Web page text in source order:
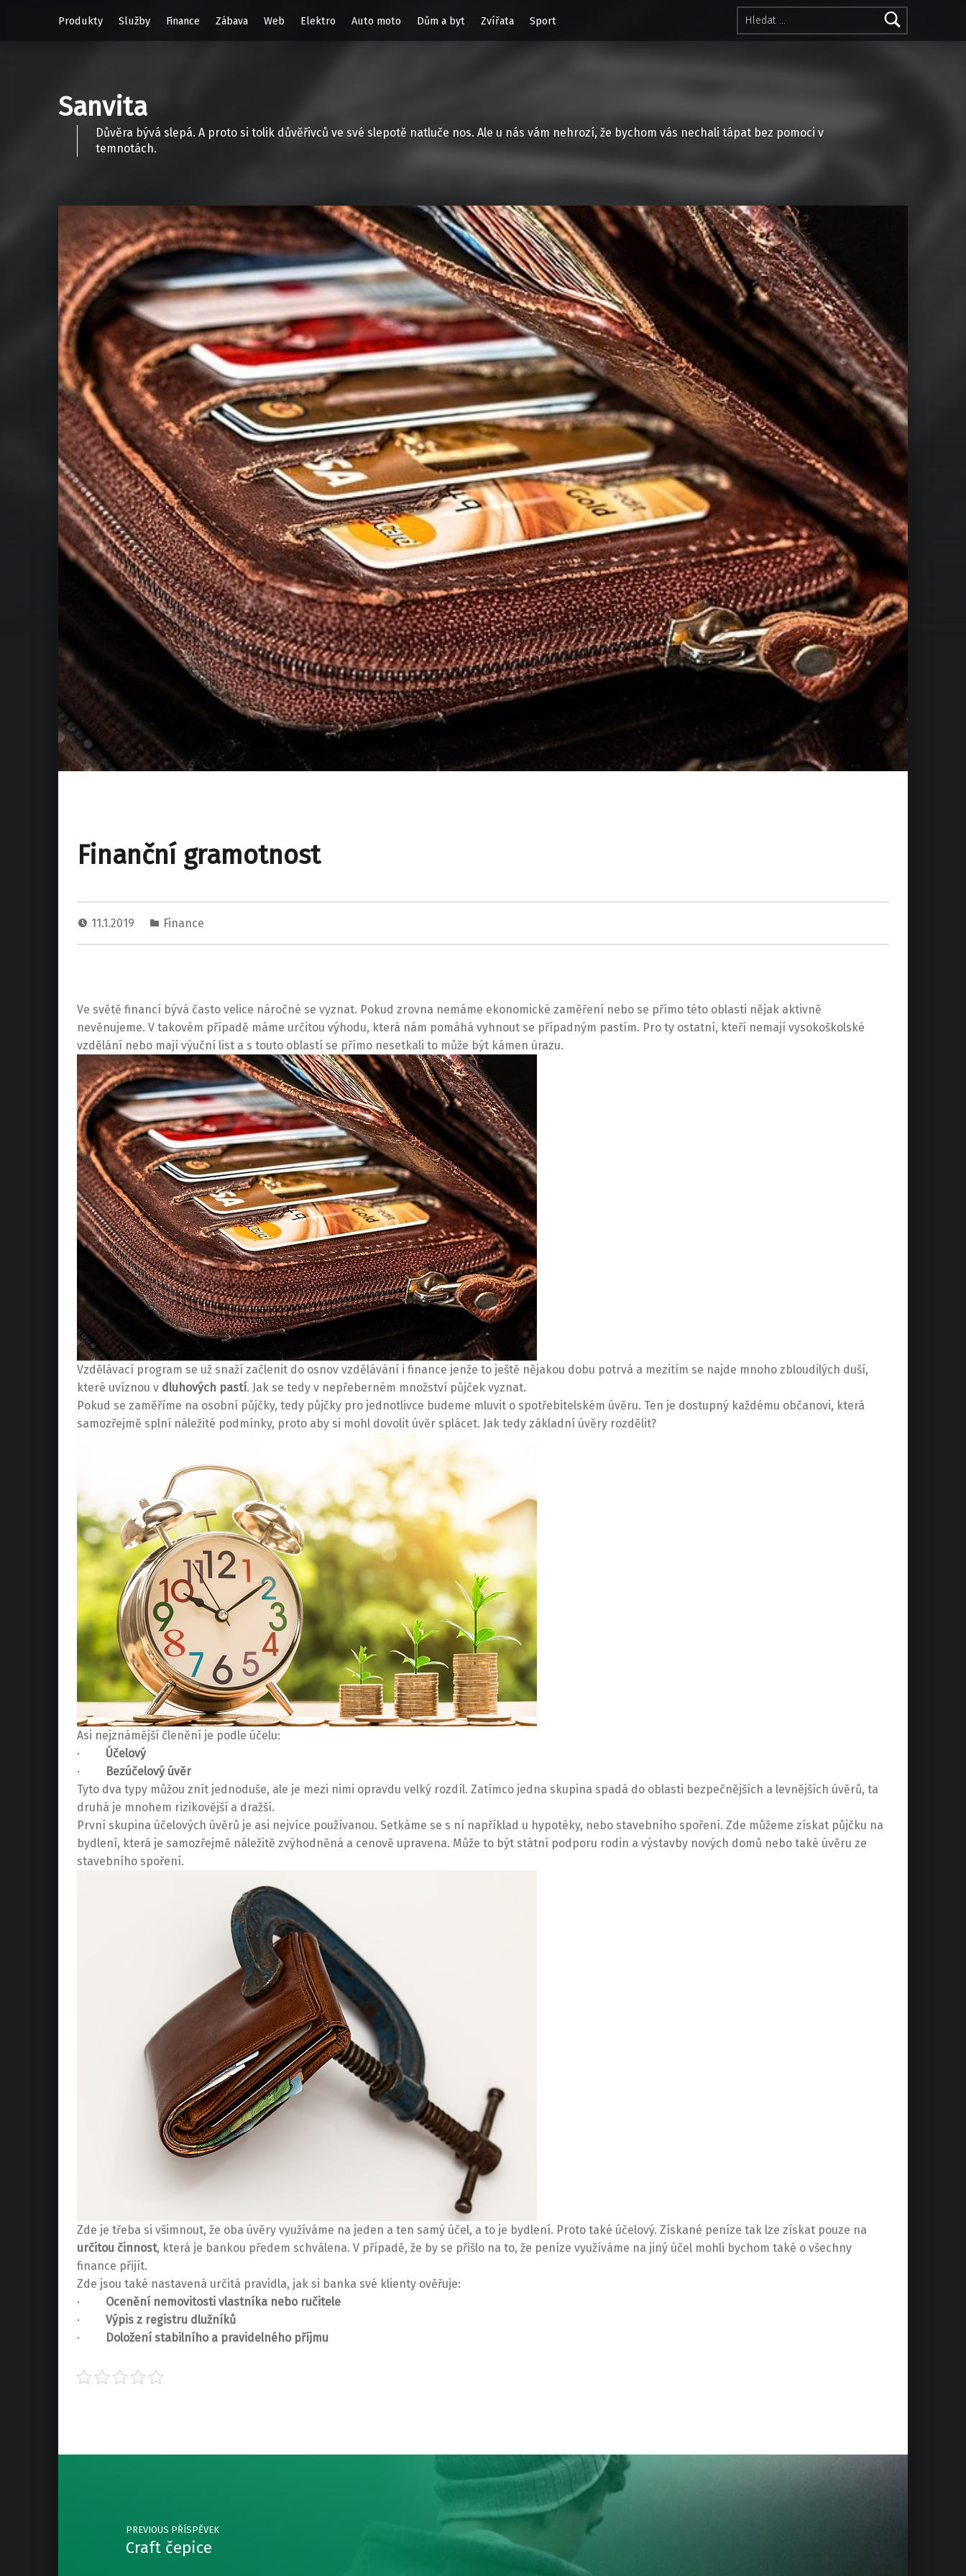
Vyhledávání
Produkty
Služby Finance Zábava Web Elektro Auto moto Dům a byt Zvířata Sport
Sanvita
Důvěra bývá slepá. A proto si tolik důvěřivců ve své slepotě natluče nos. Ale u nás vám nehrozí, že bychom vás nechali tápat bez pomoci v
temnotách.
Finanční gramotnost
11.1.2019 Finance
Ve světě financí bývá často velice náročné se vyznat. Pokud zrovna nemáme ekonomické zaměření nebo se přímo této oblasti nějak aktivně
nevěnujeme. V takovém případě máme určitou výhodu, která nám pomáhá vyhnout se případným pastím. Pro ty ostatní, kteří nemají vysokoškolské
vzdělání nebo mají výuční list a s touto oblastí se přímo nesetkali to může být kámen úrazu.
Vzdělávací program se už snaží začlenit do osnov vzdělávání i finance jenže to ještě nějakou dobu potrvá a mezitím se najde mnoho zbloudilých duší,
které uvíznou v dluhových pastí. Jak se tedy v nepřeberném množství půjček vyznat.
Pokud se zaměříme na osobní půjčky, tedy půjčky pro jednotlivce budeme mluvit o spotřebitelském úvěru. Ten je dostupný každému občanovi, která
samozřejmě splní náležité podmínky, proto aby si mohl dovolit úvěr splácet. Jak tedy základní úvěry rozdělit?
Asi nejznámější členění je podle účelu:
· Účelový
·
Bezúčelový úvěr
Tyto dva typy můžou znít jednoduše, ale je mezi nimi opravdu velký rozdíl. Zatímco jedna skupina spadá do oblasti bezpečnějších a levnějších úvěrů, ta
druhá je mnohem rizikovější a dražší.
První skupina účelových úvěrů je asi nejvíce používanou. Setkáme se s ní například u hypotéky, nebo stavebního spoření. Zde můžeme získat půjčku na
bydlení, která je samozřejmě náležitě zvýhodněná a cenově upravena. Může to být státní podporu rodin a výstavby nových domů nebo také úvěru ze
stavebního spoření.
Zde je třeba si všimnout, že oba úvěry využíváme na jeden a ten samý účel, a to je bydlení. Proto také účelový. Získané peníze tak lze získat pouze na
určitou činnost, která je bankou předem schválena. V případě, že by se přišlo na to, že peníze využíváme na jiný účel mohli bychom také o všechny
finance přijít.
Zde jsou také nastavená určitá pravidla, jak si banka své klienty ověřuje:
· Ocenění nemovitosti vlastníka nebo ručitele
· Výpis z registru dlužníků
·
Doložení stabilního a pravidelného příjmu
Skip back to main navigation
Post navigation
PREVIOUS PŘÍSPĚVEK
Craft čepice